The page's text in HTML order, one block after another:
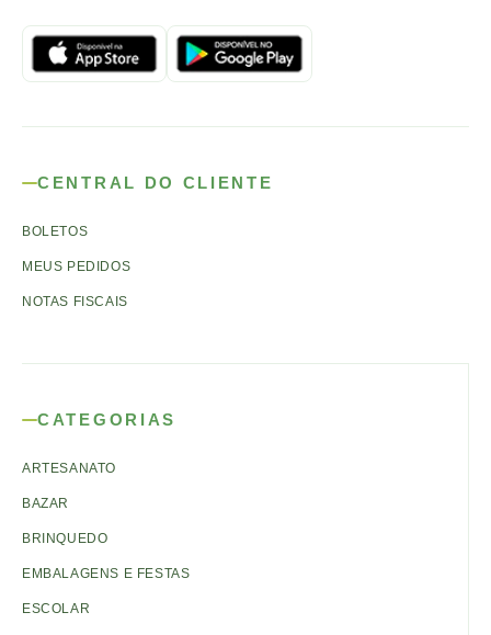
CENTRAL DO CLIENTE
BOLETOS
MEUS PEDIDOS
NOTAS FISCAIS
CATEGORIAS
ARTESANATO
BAZAR
BRINQUEDO
EMBALAGENS E FESTAS
ESCOLAR